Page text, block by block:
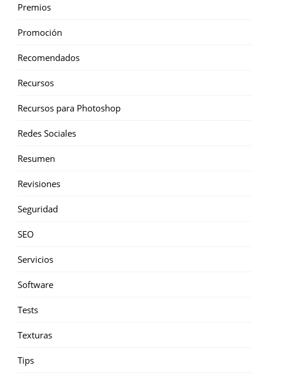
Premios
Promoción
Recomendados
Recursos
Recursos para Photoshop
Redes Sociales
Resumen
Revisiones
Seguridad
SEO
Servicios
Software
Tests
Texturas
Tips